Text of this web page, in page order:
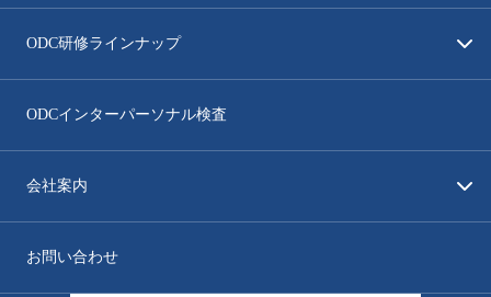
ODC研修ラインナップ
ODCインターパーソナル検査
会社案内
お問い合わせ